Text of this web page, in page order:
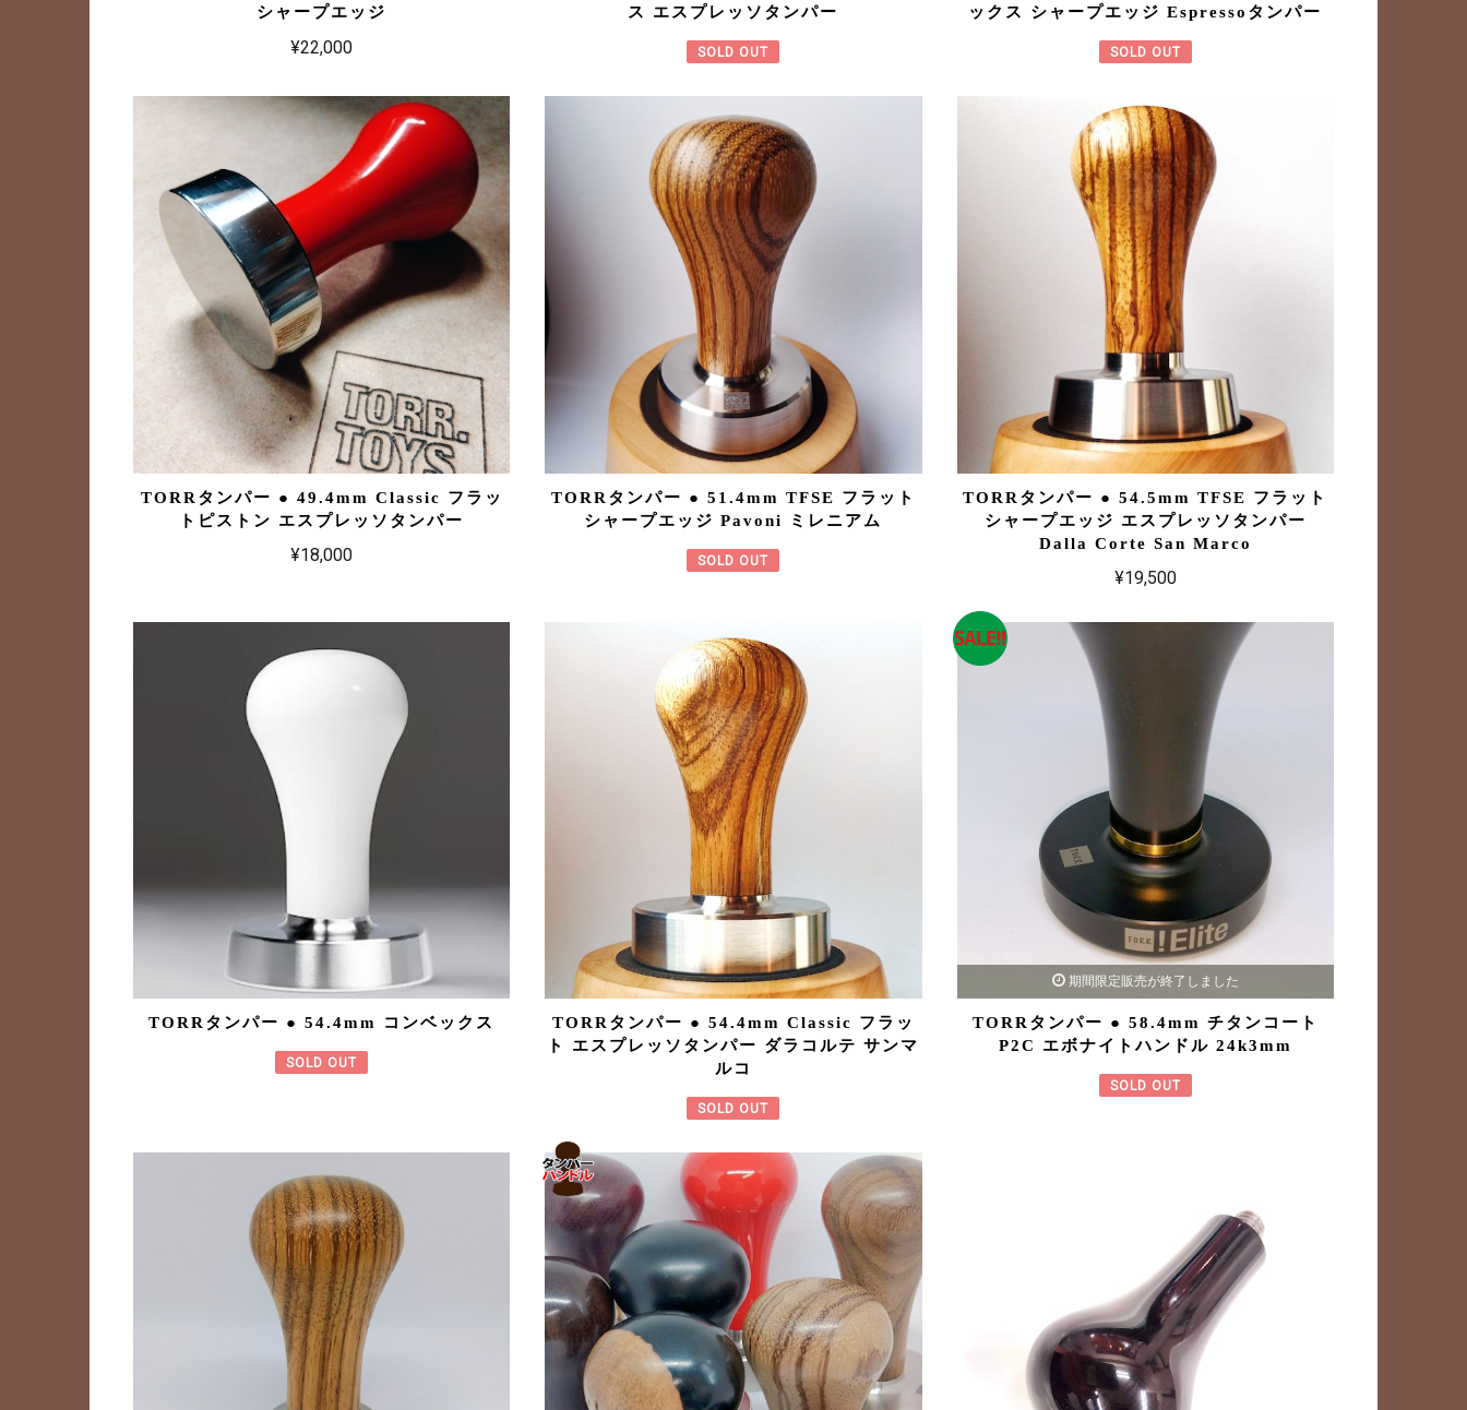
シャープエッジ
¥22,000
ス エスプレッソタンパー
SOLD OUT
ックス シャープエッジ Espressoタンパー
SOLD OUT
TORRタンパー ● 49.4mm Classic フラッ
トピストン エスプレッソタンパー
¥18,000
TORRタンパー ● 51.4mm TFSE フラット
シャープエッジ Pavoni ミレニアム
SOLD OUT
TORRタンパー ● 54.5mm TFSE フラット
シャープエッジ エスプレッソタンパー
Dalla Corte San Marco
¥19,500
TORRタンパー ● 54.4mm コンベックス
SOLD OUT
TORRタンパー ● 54.4mm Classic フラッ
ト エスプレッソタンパー ダラコルテ サンマ
ルコ
SOLD OUT
期間限定販売が終了しました
TORRタンパー ● 58.4mm チタンコート
P2C エボナイトハンドル 24k3mm
SOLD OUT